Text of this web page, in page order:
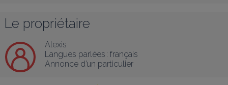
Le propriétaire
Alexis
Langues parlées : français
Annonce d’un particulier